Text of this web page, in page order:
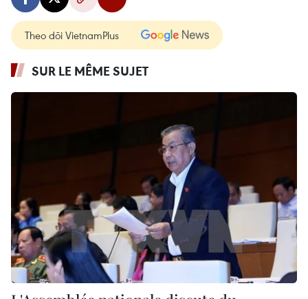
Theo dõi VietnamPlus
SUR LE MÊME SUJET